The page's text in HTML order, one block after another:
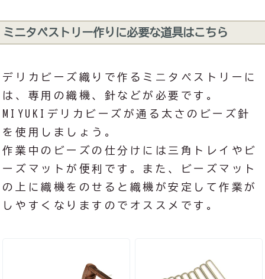
ミニタペストリー作りに必要な道具はこちら
デリカビーズ織りで作るミニタペストリーに
は、専用の織機、針などが必要です。
MIYUKIデリカビーズが通る太さのビーズ針
を使用しましょう。
作業中のビーズの仕分けには三角トレイやビ
ーズマットが便利です。また、ビーズマット
の上に織機をのせると織機が安定して作業が
しやすくなりますのでオススメです。